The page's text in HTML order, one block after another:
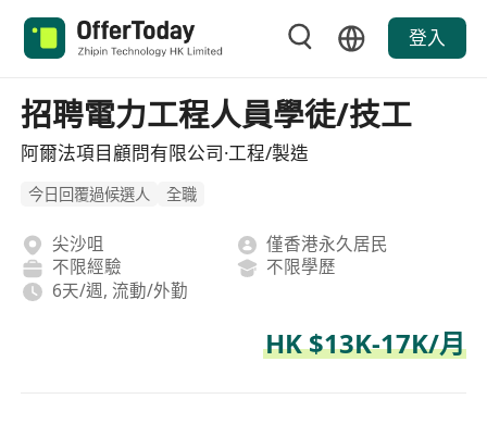
登入
招聘電力工程人員學徒/技工
阿爾法項目顧問有限公司·工程/製造
今日回覆過候選人 全職
尖沙咀
僅香港永久居民
不限經驗
不限學歷
6天/週, 流動/外勤
HK $13K-17K/月